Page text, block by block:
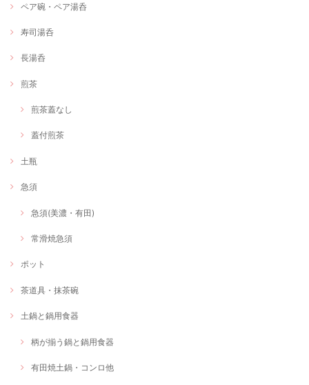
ペア碗・ペア湯呑
寿司湯呑
長湯呑
煎茶
煎茶蓋なし
蓋付煎茶
土瓶
急須
急須(美濃・有田)
常滑焼急須
ポット
茶道具・抹茶碗
土鍋と鍋用食器
柄が揃う鍋と鍋用食器
有田焼土鍋・コンロ他